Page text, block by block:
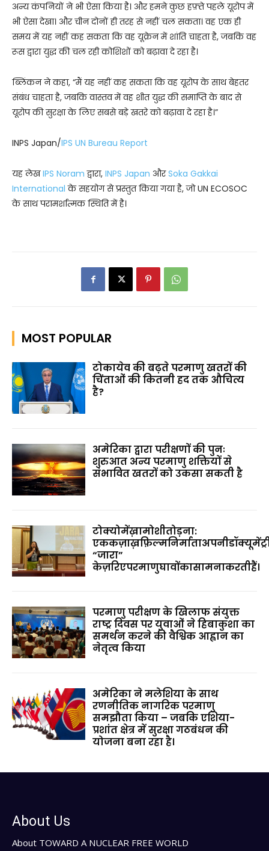
अन्य कंपनियों ने भी ऐसा किया है। और हमने कुछ हफ़्ते पहले यूरोप में
भी ऐसा देखा। और चीन दोनों ही तरह से नहीं चल सकता। वह एक ही
समय में यह नहीं कह सकता कि वह यूक्रेन में शांति चाहता है, जबकि वह
रूस द्वारा युद्ध की चल रही कोशिशों को बढ़ावा दे रहा है।
ब्लिंकन ने कहा, “मैं यह नहीं कह सकता कि वह यूरोप के साथ बेहतर
संबंध चाहता है, जबकि वास्तव में वह शीत युद्ध की समाप्ति के बाद से
यूरोप की सुरक्षा के लिए सबसे बड़े खतरे को बढ़ावा दे रहा है।”
INPS Japan/IPS UN Bureau Report
यह लेखIPS Noram द्वारा, INPS Japan औरSoka Gakkai
International के सहयोग से प्रस्तुत किया गया है, जो UN ECOSOC
के साथ परामर्शात्मक स्थिति में है।
MOST POPULAR
टोकायेव की बढ़ते परमाणु खतरों की
चिंताओं की कितनी हद तक औचित्य
है?
अमेरिका द्वारा परीक्षणों की पुनः
शुरुआत अन्य परमाणु शक्तियों से
संभावित खतरों को उकसा सकती है
टोक्योमेंख़ामोशीतोड़ना:
“जारा”
केज़रिएपरमाणुघावोंकासामनाकरतीहैं।
परमाणु परीक्षण के खिलाफ संयुक्त
राष्ट्र दिवस पर युवाओं ने हिबाकुशा का
समर्थन करने की वैश्विक आह्वान का
नेतृत्व किया
अमेरिका ने मलेशिया के साथ
रणनीतिक नागरिक परमाणु
समझौता किया – जबकि एशिया-
प्रशांत क्षेत्र में सुरक्षा गठबंधन की
योजना बना रहा है।
About Us
About TOWARD A NUCLEAR FREE WORLD